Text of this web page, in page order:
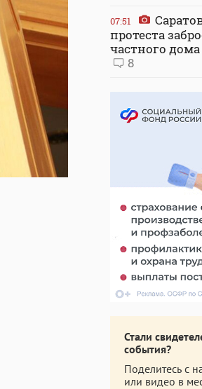
07:51
протеста
частного
8
Стали
события?
Поделитесь с
или видео в